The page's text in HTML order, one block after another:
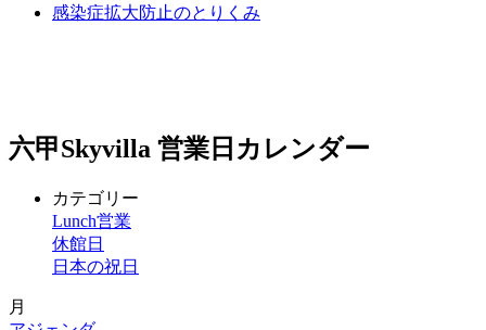
感染症拡大防止のとりくみ
六甲Skyvilla 営業日カレンダー
カテゴリー
Lunch営業
休館日
日本の祝日
月